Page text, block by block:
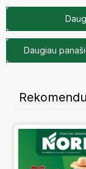
Daugiau